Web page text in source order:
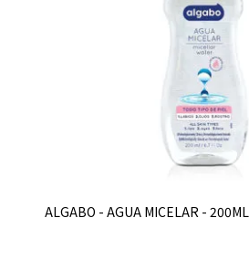
ALGABO - AGUA MICELAR - 200ML